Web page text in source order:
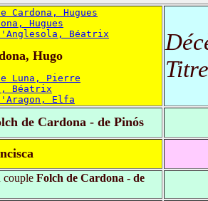
Cardona, Hugues
Hugues
Béatrix
Hugo
Luna, Pierre
Béatrix
Elfa
de Cardona - de Pinós
couple Folch de Cardona - de